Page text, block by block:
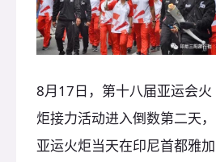
8月17日，第十八届亚运会火
炬接力活动进入倒数第二天，
亚运火炬当天在印尼首都雅加